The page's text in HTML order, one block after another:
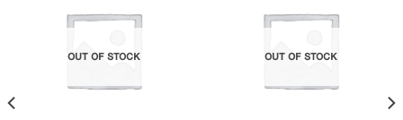
OUT OF STOCK OUT OF STOCK